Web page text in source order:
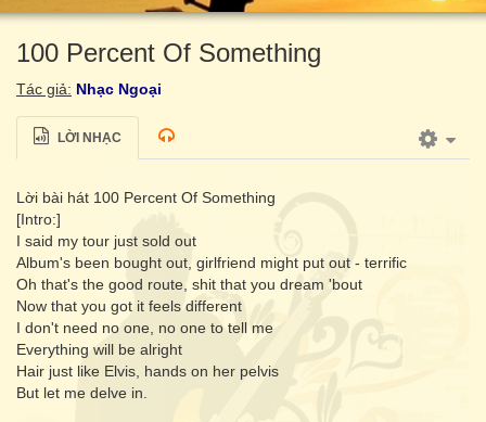
100 Percent Of Something
Tác giả: Nhạc Ngoại
LỜI NHẠC
Lời bài hát 100 Percent Of Something
[Intro:]
I said my tour just sold out
Album's been bought out, girlfriend might put out - terrific
Oh that's the good route, shit that you dream 'bout
Now that you got it feels different
I don't need no one, no one to tell me
Everything will be alright
Hair just like Elvis, hands on her pelvis
But let me delve in.